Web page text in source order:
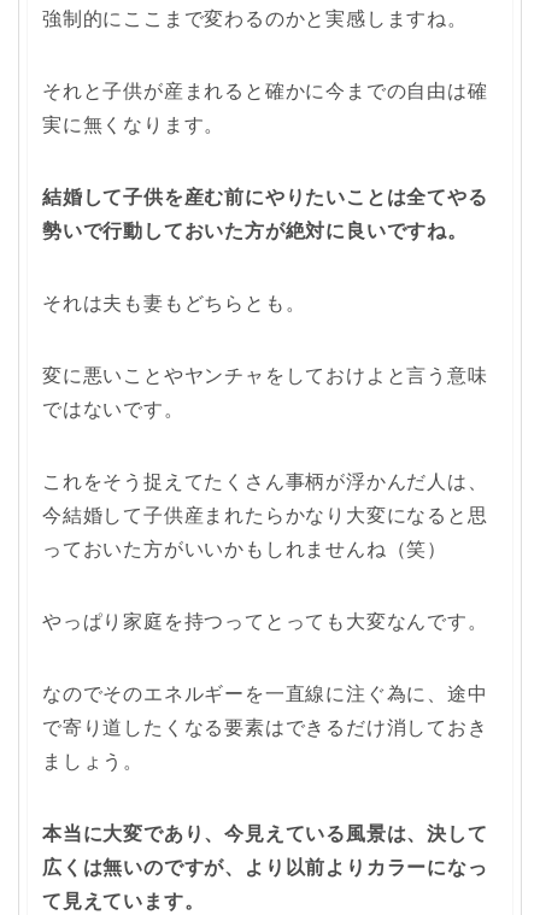
強制的にここまで変わるのかと実感しますね。
それと子供が産まれると確かに今までの自由は確
実に無くなります。
結婚して子供を産む前にやりたいことは全てやる
勢いで行動しておいた方が絶対に良いですね。
それは夫も妻もどちらとも。
変に悪いことやヤンチャをしておけよと言う意味
ではないです。
これをそう捉えてたくさん事柄が浮かんだ人は、
今結婚して子供産まれたらかなり大変になると思
っておいた方がいいかもしれませんね（笑）
やっぱり家庭を持つってとっても大変なんです。
なのでそのエネルギーを一直線に注ぐ為に、途中
で寄り道したくなる要素はできるだけ消しておき
ましょう。
本当に大変であり、今見えている風景は、決して
広くは無いのですが、より以前よりカラーになっ
て見えています。